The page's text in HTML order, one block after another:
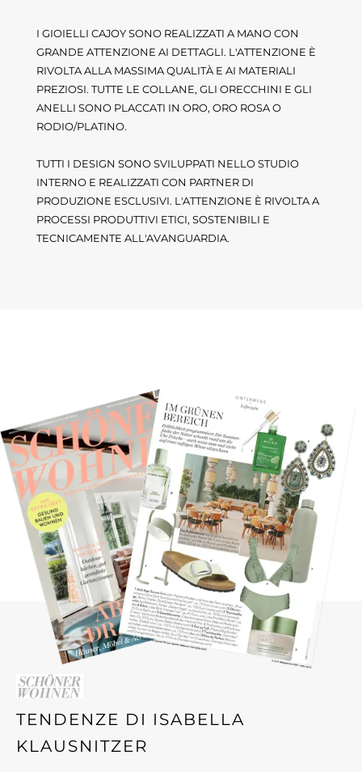
I GIOIELLI CAJOY SONO REALIZZATI A MANO CON
GRANDE ATTENZIONE AI DETTAGLI. L'ATTENZIONE È
RIVOLTA ALLA MASSIMA QUALITÀ E AI MATERIALI
PREZIOSI. TUTTE LE COLLANE, GLI ORECCHINI E GLI
ANELLI SONO PLACCATI IN ORO, ORO ROSA O
RODIO/PLATINO.
TUTTI I DESIGN SONO SVILUPPATI NELLO STUDIO
INTERNO E REALIZZATI CON PARTNER DI
PRODUZIONE ESCLUSIVI. L'ATTENZIONE È RIVOLTA A
PROCESSI PRODUTTIVI ETICI, SOSTENIBILI E
TECNICAMENTE ALL'AVANGUARDIA.
TENDENZE DI ISABELLA
KLAUSNITZER